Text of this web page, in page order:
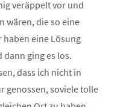
veräppelt vor und
wären, die so eine
eine Lösung
ging es los.
dass ich nicht in
genossen, soviele tolle